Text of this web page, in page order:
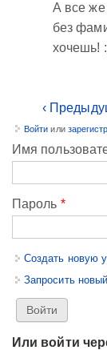
А все же
без
хочешь!
‹
Войти или
Имя
Пароль *
Создать новую
Запросить
Или войти